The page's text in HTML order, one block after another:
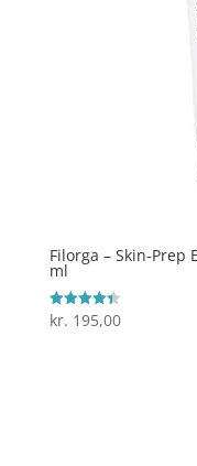
Filorga – Skin-Prep
ml
Vurderet
4.4
kr. 195,00